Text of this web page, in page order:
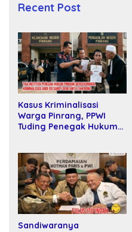
Recent Post
Kasus Kriminalisasi
Warga Pinrang, PPWI
Tuding Penegak Hukum
Sandiwaranya